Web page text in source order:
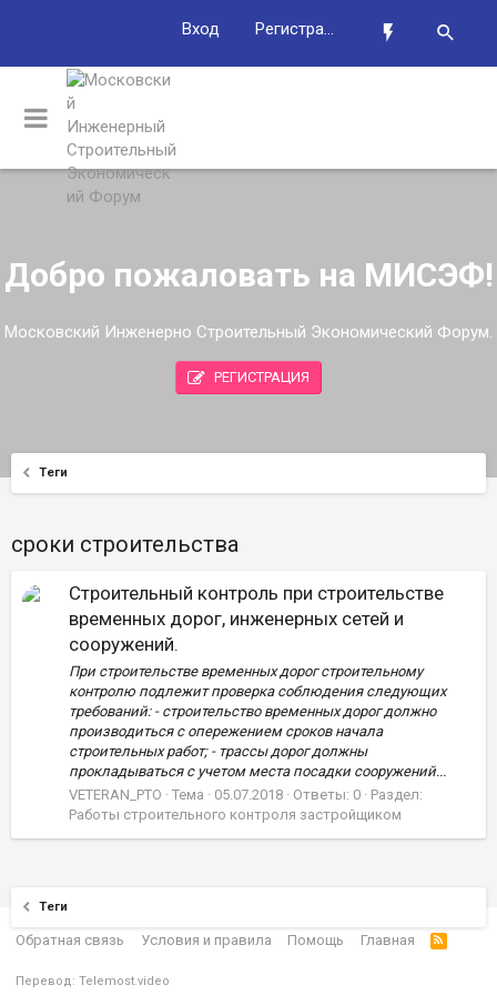
Вход Регистрация
Добро пожаловать на МИСЭФ!
Московский Инженерно Строительный Экономический Форум.
РЕГИСТРАЦИЯ
Теги
сроки строительства
Строительный контроль при строительстве
временных дорог, инженерных сетей и
сооружений.
При строительстве временных дорог строительному
контролю подлежит проверка соблюдения следующих
требований: - строительство временных дорог должно
производиться с опережением сроков начала
строительных работ; - трассы дорог должны
прокладываться с учетом места посадки сооружений...
VETERAN_PTO
Тема 05.07.2018 Ответы: 0
Раздел:
Работы строительного контроля застройщиком
Теги
Обратная связь Условия и правила Помощь Главная
Перевод: Telemost.video